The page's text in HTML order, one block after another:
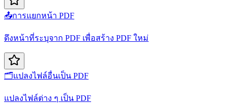
📤การแยกหน้า PDF
ดึงหน้าที่ระบุจาก PDF เพื่อสร้าง PDF ใหม่
🗂️แปลงไฟล์อื่นเป็น PDF
แปลงไฟล์ต่าง ๆ เป็น PDF